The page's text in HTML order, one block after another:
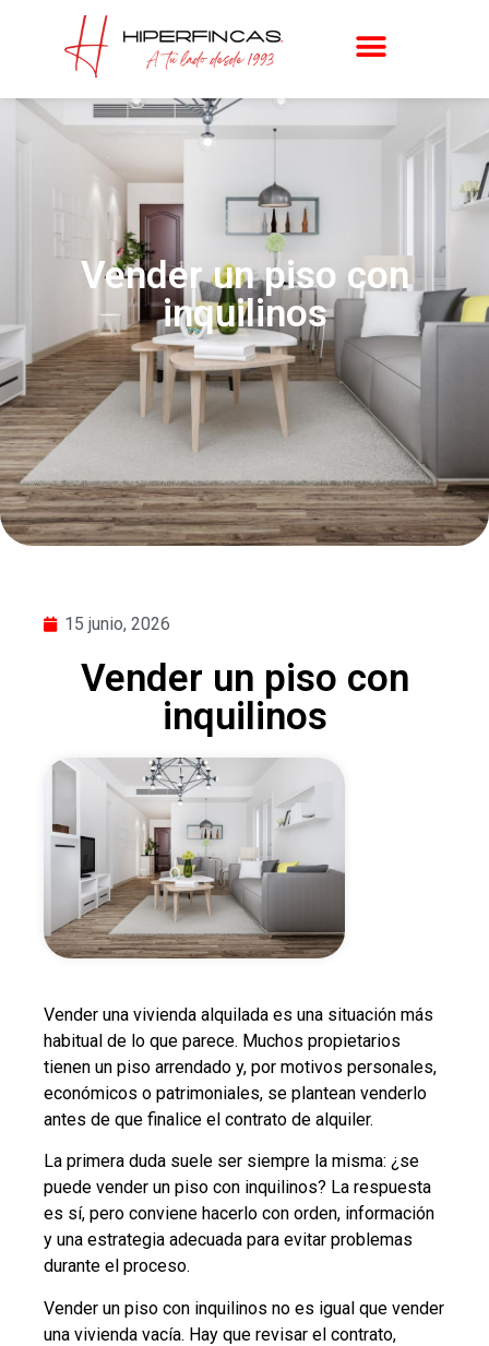
Vender un piso con
inquilinos
15 junio, 2026
Vender un piso con
inquilinos
Vender una vivienda alquilada es una situación más
habitual de lo que parece. Muchos propietarios
tienen un piso arrendado y, por motivos personales,
económicos o patrimoniales, se plantean venderlo
antes de que finalice el contrato de alquiler.
La primera duda suele ser siempre la misma: ¿se
puede vender un piso con inquilinos? La respuesta
es sí, pero conviene hacerlo con orden, información
y una estrategia adecuada para evitar problemas
durante el proceso.
Vender un piso con inquilinos no es igual que vender
una vivienda vacía. Hay que revisar el contrato,